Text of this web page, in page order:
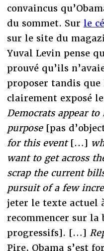
convaincus
du sommet. Sur le
sur le site du
Yuval Levin pense
prouvé qu’ils
proposer tandis
clairement exposé
Democrats appear
purpose[pas
for this event[…]
want to get across
scrap the current
pursuit of a few
jeter le texte actuel
recommencer sur la
progressifs]. […]
Pire, Obama s’est